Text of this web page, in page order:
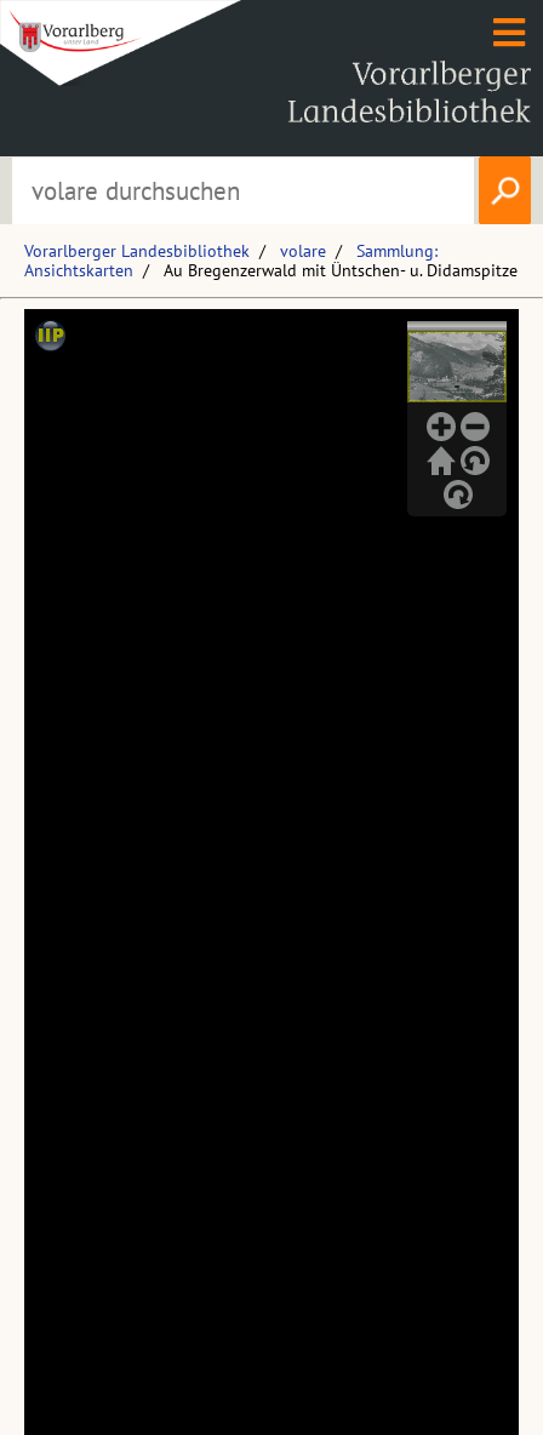
Vorarlberger Landesbibliothek volare
Sammlung:
Ansichtskarten
Au Bregenzerwald mit Üntschen- u. Didamspitze